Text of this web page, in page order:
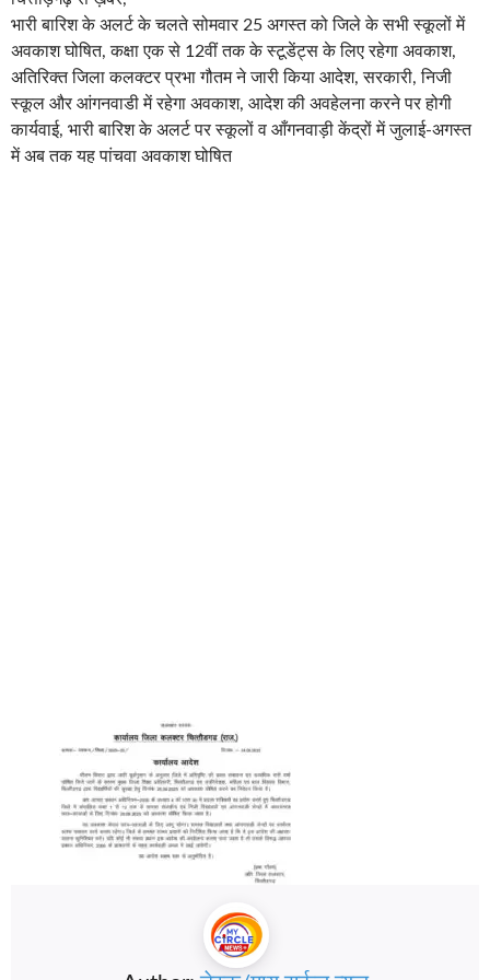
भारी बारिश के अलर्ट के चलते सोमवार 25 अगस्त को जिले के सभी स्कूलों में
अवकाश घोषित, कक्षा एक से 12वीं तक के स्टूडेंट्स के लिए रहेगा अवकाश,
अतिरिक्त जिला कलक्टर प्रभा गौतम ने जारी किया आदेश, सरकारी, निजी
स्कूल और आंगनवाडी में रहेगा अवकाश, आदेश की अवहेलना करने पर होगी
कार्यवाई, भारी बारिश के अलर्ट पर स्कूलों व आँगनवाड़ी केंद्रों में जुलाई-अगस्त
में अब तक यह पांचवा अवकाश घोषित